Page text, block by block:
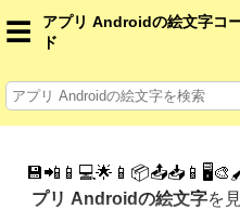
☰
アプリ Androidの絵文字コ
ド
プリ Androidの絵文字を